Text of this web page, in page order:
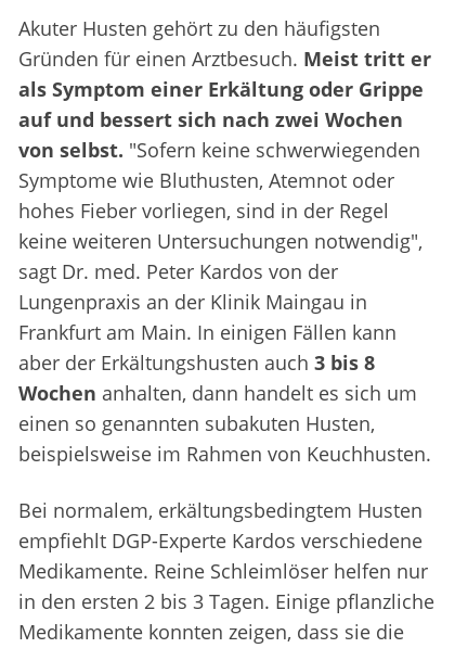
Akuter Husten gehört zu den häufigsten
Gründen für einen Arztbesuch. Meist tritt er
als Symptom einer Erkältung oder Grippe
auf und bessert sich nach zwei Wochen
von selbst. "Sofern keine schwerwiegenden
Symptome wie Bluthusten, Atemnot oder
hohes Fieber vorliegen, sind in der Regel
keine weiteren Untersuchungen notwendig",
sagt Dr. med. Peter Kardos von der
Lungenpraxis an der Klinik Maingau in
Frankfurt am Main. In einigen Fällen kann
aber der Erkältungshusten auch 3 bis 8
Wochen anhalten, dann handelt es sich um
einen so genannten subakuten Husten,
beispielsweise im Rahmen von Keuchhusten.
Bei normalem, erkältungsbedingtem Husten
empfiehlt DGP-Experte Kardos verschiedene
Medikamente. Reine Schleimlöser helfen nur
in den ersten 2 bis 3 Tagen. Einige pflanzliche
Medikamente konnten zeigen, dass sie die